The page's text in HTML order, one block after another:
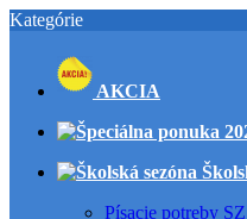
Kategórie
AKCIA
Písacie potreby SZ